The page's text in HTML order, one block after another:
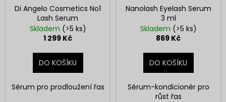
Di Angelo Cosmetics No1
Lash Serum
Skladem (>5 ks)
1 299 Kč
DO KOŠÍKU
Sérum pro prodloužení řas
Nanolash Eyelash Serum
3 ml
Skladem (>5 ks)
869 Kč
DO KOŠÍKU
Sérum-kondicionér pro
růst řas